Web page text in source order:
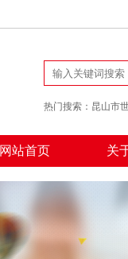
热门搜索： 昆山市
网站首页 关